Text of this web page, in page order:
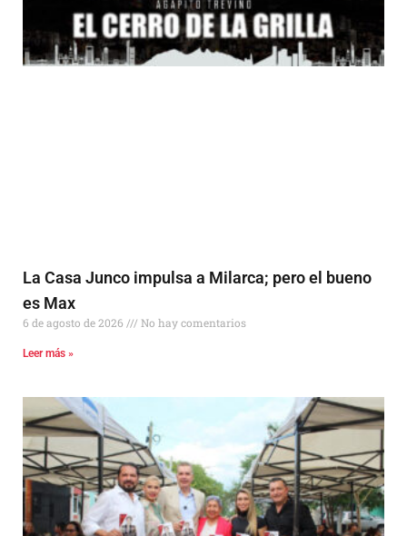
La Casa Junco impulsa a Milarca; pero el bueno
es Max
6 de agosto de 2026 No hay comentarios
Leer más »